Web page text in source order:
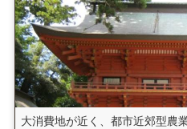
大消費地が近く、都市近郊型農